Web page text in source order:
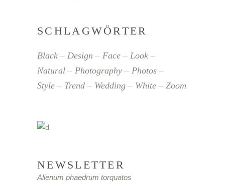
SCHLAGWÖRTER
Black Design Face
Look
Natural
Photography
Photos
Style
Trend Wedding White Zoom
NEWSLETTER
Alienum phaedrum torquatos